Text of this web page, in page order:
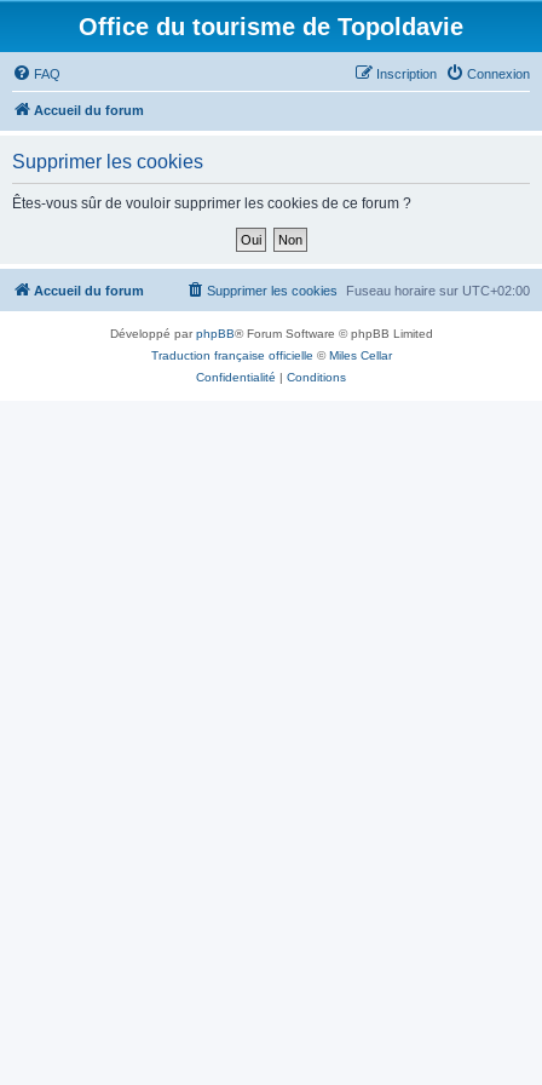
Office du tourisme de Topoldavie
FAQ Connexion
Inscription
Accueil du forum
Supprimer les cookies
Êtes-vous sûr de vouloir supprimer les cookies de ce forum ?
Accueil du forum Fuseau horaire sur UTC+02:00
Supprimer les cookies
Développé parphpBB® Forum Software © phpBB Limited
Traduction française officielle ©Miles Cellar
Confidentialité | Conditions